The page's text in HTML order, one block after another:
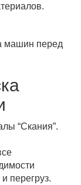
машин перед
“Скания”.
перегруз.